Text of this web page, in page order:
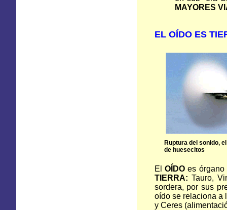
MAYORES
EL OÍDO ES
Ruptura del sonido,
de huesecitos
El OÍDOes órgano
TIERRA: Tauro,
sordera, por sus
oído se relaciona a
y Ceres